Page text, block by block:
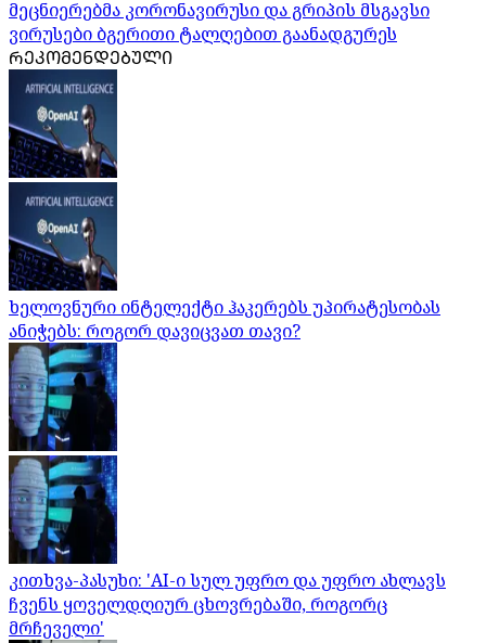
მეცნიერებმა კორონავირუსი და გრიპის მსგავსი
ვირუსები ბგერითი ტალღებით გაანადგურეს
ᲠᲔᲙᲝᲛᲔᲜᲓᲔᲑᲣᲚᲘ
ხელოვნური ინტელექტი ჰაკერებს უპირატესობას
ანიჭებს: როგორ დავიცვათ თავი?
კითხვა-პასუხი: 'AI-ი სულ უფრო და უფრო ახლავს
ჩვენს ყოველდღიურ ცხოვრებაში, როგორც
მრჩეველი'